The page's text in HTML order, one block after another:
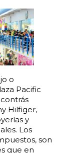
o
Pacific
Hilfiger,
y
Los
son
que en